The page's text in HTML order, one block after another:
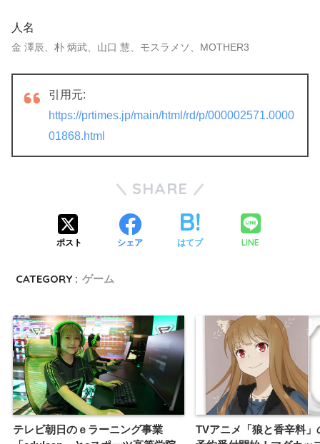
人名
金 澤辰、朴 炳武、山口 慧、モスラメソ、MOTHER3
引用元:
https://prtimes.jp/main/html/rd/p/000002571.0000
01868.html
SHARE
ポスト シェア はてブ LINE
CATEGORY : ゲーム
テレビ朝日のｅラーニング事業
TVアニメ「狼と香辛料」